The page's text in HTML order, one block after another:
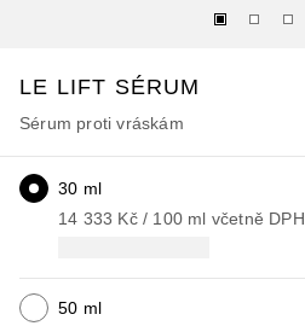
LE LIFT SÉRUM
Sérum proti vráskám
30 ml
14 333 Kč / 100 ml včetně DPH
50 ml